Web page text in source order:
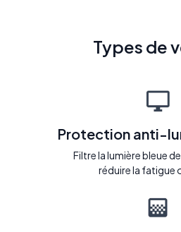
Types de
Protection anti-
Filtre la lumière bleue
réduire la fatigue